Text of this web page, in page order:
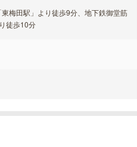
梅田駅」より徒歩9分、地下鉄御堂筋
徒歩10分